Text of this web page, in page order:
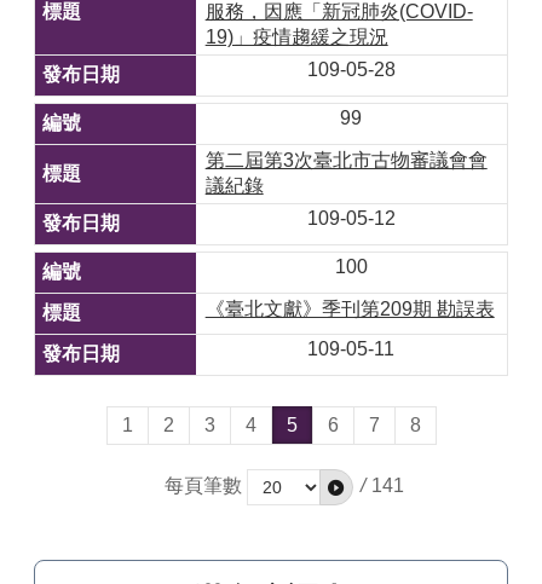
服務，因應「新冠肺炎(COVID-
19)」疫情趨緩之現況
109-05-28
99
第二屆第3次臺北市古物審議會會
議紀錄
109-05-12
100
《臺北文獻》季刊第209期 勘誤表
109-05-11
1 2 3 4 5 6 7 8
每頁筆數 / 141